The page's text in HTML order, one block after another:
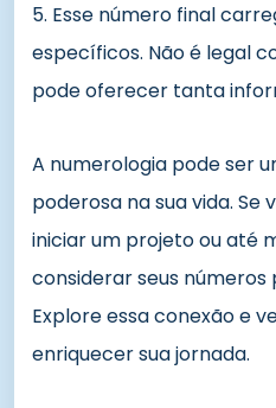
5. Esse número final
específicos. Não é legal
pode oferecer tanta
A numerologia pode ser
poderosa na sua vida.
iniciar um projeto ou até
considerar seus
Explore essa conexão e
enriquecer sua jornada.